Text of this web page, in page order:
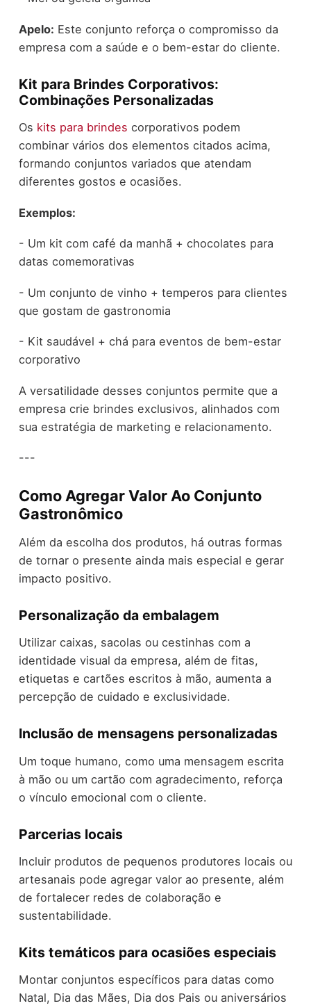
Apelo: Este conjunto reforça o compromisso da
empresa com a saúde e o bem-estar do cliente.
Kit para Brindes Corporativos:
Combinações Personalizadas
Os kits para brindes corporativos podem
combinar vários dos elementos citados acima,
formando conjuntos variados que atendam
diferentes gostos e ocasiões.
Exemplos:
- Um kit com café da manhã + chocolates para
datas comemorativas
- Um conjunto de vinho + temperos para clientes
que gostam de gastronomia
- Kit saudável + chá para eventos de bem-estar
corporativo
A versatilidade desses conjuntos permite que a
empresa crie brindes exclusivos, alinhados com
sua estratégia de marketing e relacionamento.
---
Como Agregar Valor Ao Conjunto
Gastronômico
Além da escolha dos produtos, há outras formas
de tornar o presente ainda mais especial e gerar
impacto positivo.
Personalização da embalagem
Utilizar caixas, sacolas ou cestinhas com a
identidade visual da empresa, além de fitas,
etiquetas e cartões escritos à mão, aumenta a
percepção de cuidado e exclusividade.
Inclusão de mensagens personalizadas
Um toque humano, como uma mensagem escrita
à mão ou um cartão com agradecimento, reforça
o vínculo emocional com o cliente.
Parcerias locais
Incluir produtos de pequenos produtores locais ou
artesanais pode agregar valor ao presente, além
de fortalecer redes de colaboração e
sustentabilidade.
Kits temáticos para ocasiões especiais
Montar conjuntos específicos para datas como
Natal, Dia das Mães, Dia dos Pais ou aniversários